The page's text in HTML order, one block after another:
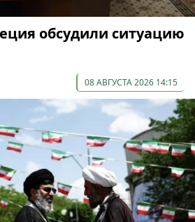
обсудили ситуацию
08 АВГУСТА 2026 14:15